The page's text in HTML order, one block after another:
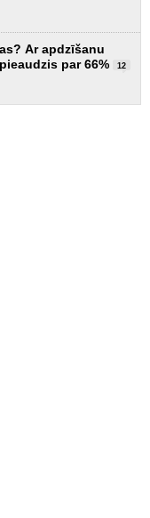
Ar apdzīšanu
par 66%
12